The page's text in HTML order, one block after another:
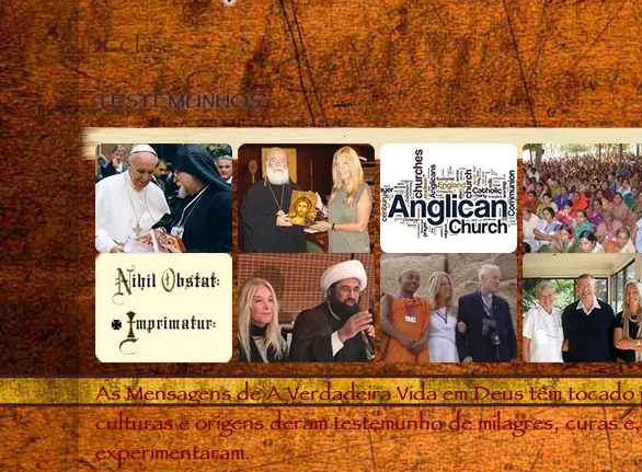
Close
TESTEMUNHOS
As Mensagens de A Verdadeira Vida em Deus têm
culturas e origens deram testemunho de milagres, curas
experimentaram.